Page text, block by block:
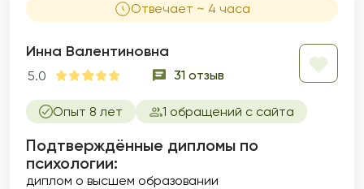
Отвечает ~ 4 часа
Инна Валентиновна
5.0 31 отзыв
Опыт 8 лет 1 обращений с сайта
Подтверждённые дипломы по
психологии:
диплом о высшем образовании